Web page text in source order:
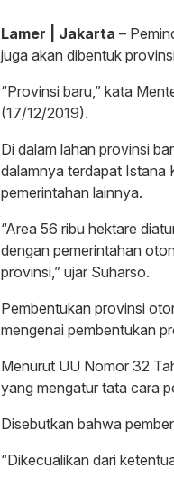
Lamer | Jakarta –
juga akan dibentuk
“Provinsi baru,” kata
(17/12/2019).
Di dalam lahan provinsi
dalamnya terdapat Istana
pemerintahan lainnya.
“Area 56 ribu hektare
dengan pemerintahan
provinsi,” ujar Suharso.
Pembentukan provinsi
mengenai pembentukan
Menurut UU Nomor 32
yang mengatur tata cara
Disebutkan bahwa
“Dikecualikan dari